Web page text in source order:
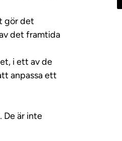
gör det
det framtida
i ett av de
anpassa ett
De är inte